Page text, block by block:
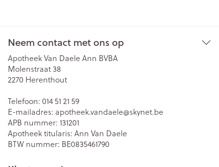
Neem contact met ons op
Apotheek Van Daele Ann BVBA
Molenstraat 38
2270 Herenthout
Telefoon: 014 51 21 59
E-mailadres: apotheek.vandaele@skynet.be
APB nummer: 131201
Apotheek titularis: Ann Van Daele
BTW nummer: BE0835461790